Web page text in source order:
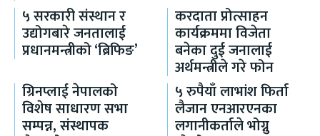
५ सरकारी संस्थान र
उद्योगबारे जनतालाई
प्रधानमन्त्रीको ‘ब्रिफिङ’
करदाता प्रोत्साहन
कार्यक्रममा विजेता
बनेका दुई जनालाई
अर्थमन्त्रीले गरे फोन
ग्रिनप्लाई नेपालको
विशेष साधारण सभा
सम्पन्न, संस्थापक
५ रुपैयाँ लाभांश फिर्ता
लैजान एनआरएनका
लगानीकर्ताले भोग्नु